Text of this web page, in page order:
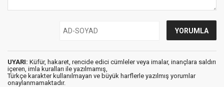
UYARI: Küfür, hakaret, rencide edici cümleler veya imalar, inançlara saldırı
içeren, imla kuralları ile yazılmamış,
Türkçe karakter kullanılmayan ve büyük harflerle yazılmış yorumlar
onaylanmamaktadır.